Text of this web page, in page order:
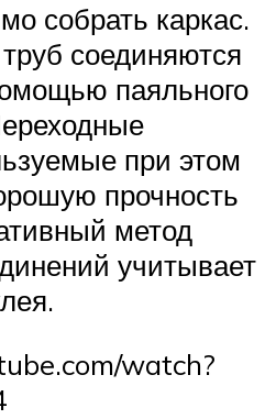
собрать каркас.
соединяются
паяльного
при этом
прочность
метод
учитывает
watch?